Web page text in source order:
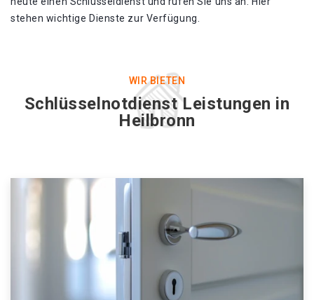
stehen wichtige Dienste zur Verfügung.
WIR BIETEN
Schlüsselnotdienst Leistungen in
Heilbronn